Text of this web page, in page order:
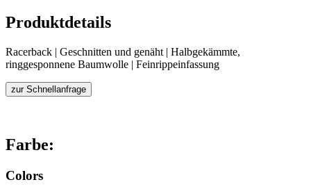
Produktdetails
Racerback | Geschnitten und genäht | Halbgekämmte,
ringgesponnene Baumwolle | Feinrippeinfassung
zur Schnellanfrage
Farbe:
Colors